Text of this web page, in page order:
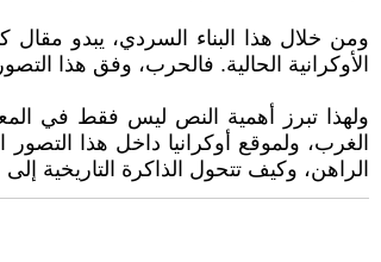
ومن خلال هذا البناء السردي، يبدو مقال
الأوكرانية الحالية. فالحرب، وفق هذا
ولهذا تبرز أهمية النص ليس فقط في
الغرب، ولموقع أوكرانيا داخل هذا
الراهن، وكيف تتحول الذاكرة التاريخية